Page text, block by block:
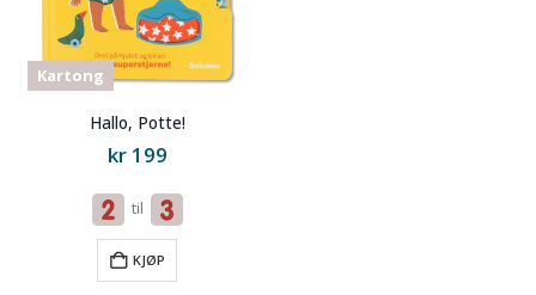
Kartong
Hallo, Potte!
kr199
til
KJØP